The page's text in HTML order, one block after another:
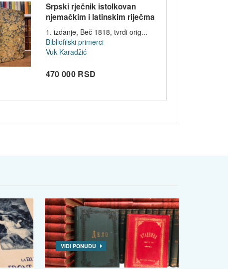
Srpski rječnik istolkovan
njemačkim i latinskim riječma
- Vu...
1. izdanje, Beč 1818, tvrdi orig...
Bibliofilski primerci
Vuk Karadžić
470 000 RSD
VIDI PONUDU